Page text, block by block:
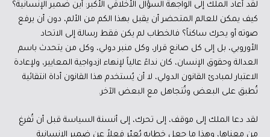
لقد أعاد الملك إلى الواجهة السؤال الأخلاقي الأكبر: أين ضمير الإنسانية؟
كيف يمكن للعالم المتحضر أن يقبل بهذا الكم من الألم، دون أن يرفع
صوته أو يحرك ساكناً؟ فالخطاب لم يكن فقط رسالة إلى الاتحاد
الأوروبي، بل إلى كل صانع قرار، وكل منبر دولي، وكل من يتحدث باسم
العدالة وحقوق الإنسان، كان نداءً عالياً لإنهاء ازدواجية المعايير، ولإعادة
الاعتبار لمبادئ القانون الدولي، لا أن يُستخدم هذا القانون أداة انتقائية
تُطبق على البعض وتُتجاهل مع البعض الآخر.
لقد دعا الملك إلى موقف، إلى تحرك، إلى أنسنة السياسة قبل أن تُفرغ
من معناها، وهذا ما جعل خطابه يُعبّر فعلاً عن ضمير الإنسانية